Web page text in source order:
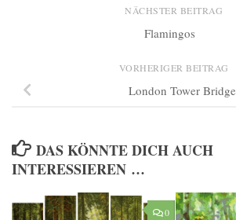
NÄCHSTER BEITRAG
Flamingos
VORHERIGER BEITRAG
London Tower Bridge
DAS KÖNNTE DICH AUCH
INTERESSIEREN …
0